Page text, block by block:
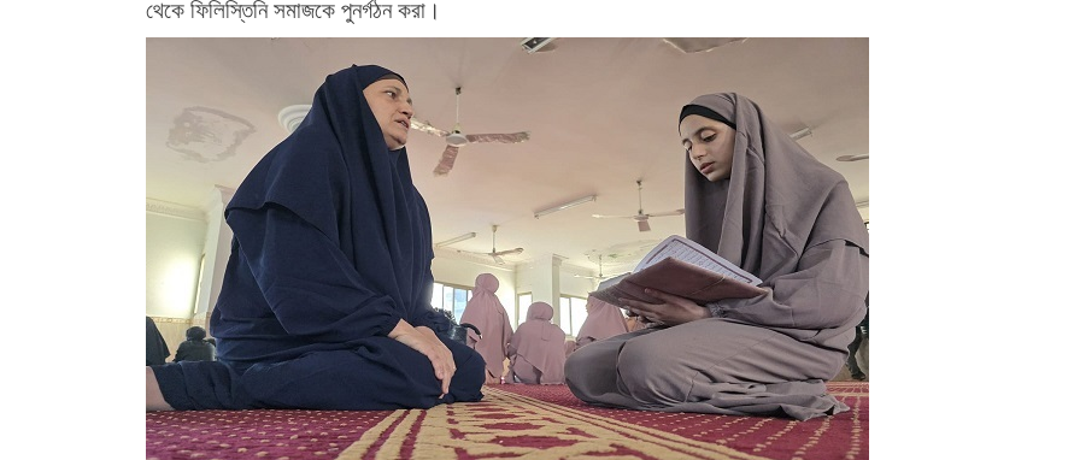
থেকে ফিলিস্তিনি সমাজকে পুনর্গঠন করা।